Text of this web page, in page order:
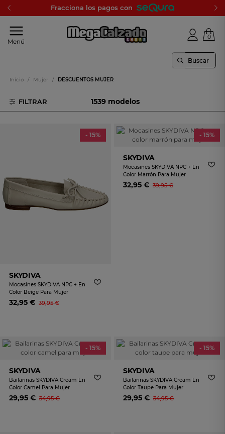
HASTA EL 50% Fracciona los pagos
Menú
0
Inicio / Mujer / DESCUENTOS MUJER
Ofertas destacadas en
calzado de mujer
Lee mas
FILTRAR 1539 modelos
- 15%
SKYDIVA
Mocasines SKYDIVA NPC + En
Color Beige Para Mujer
32,95 € 39,95 €
- 15%
SKYDIVA
Mocasines SKYDIVA NPC + En
Color Marrón Para Mujer
32,95 € 39,95 €
- 15%
SKYDIVA
Bailarinas SKYDIVA Cream En
Color Camel Para Mujer
29,95 € 34,95 €
- 15%
SKYDIVA
Bailarinas SKYDIVA Cream En
Color Taupe Para Mujer
29,95 € 34,95 €